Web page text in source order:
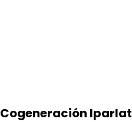
Cogeneración Iparlat